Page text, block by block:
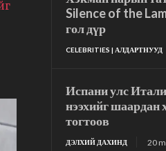
Silence of the
гол дүр
CELEBRITIES | АЛДАРТНУУД
Испани улс
нээхийг шаардан
тогтоов
ДЭЛХИЙ ДАХИНД 20